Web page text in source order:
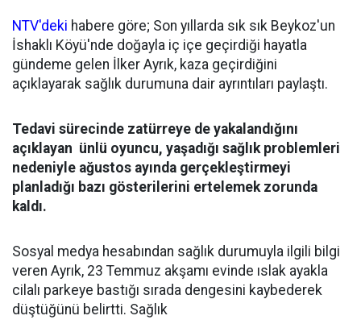
NTV'deki habere göre; Son yıllarda sık sık Beykoz'un
İshaklı Köyü'nde doğayla iç içe geçirdiği hayatla
gündeme gelen İlker Ayrık, kaza geçirdiğini
açıklayarak sağlık durumuna dair ayrıntıları paylaştı.
Tedavi sürecinde zatürreye de yakalandığını
açıklayan ünlü oyuncu, yaşadığı sağlık problemleri
nedeniyle ağustos ayında gerçekleştirmeyi
planladığı bazı gösterilerini ertelemek zorunda
kaldı.
Sosyal medya hesabından sağlık durumuyla ilgili bilgi
veren Ayrık, 23 Temmuz akşamı evinde ıslak ayakla
cilalı parkeye bastığı sırada dengesini kaybederek
düştüğünü belirtti. Sağlık